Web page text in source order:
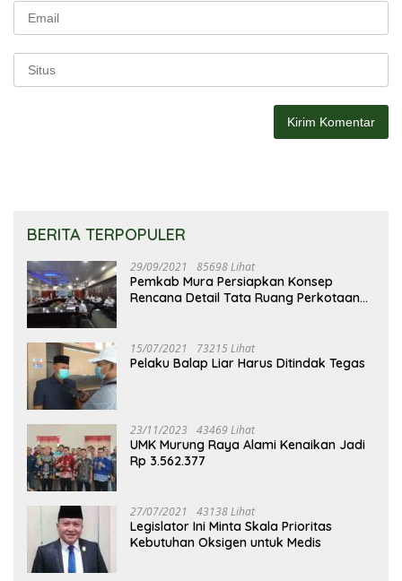
BERITA TERPOPULER
29/09/2021 85698 Lihat
Pemkab Mura Persiapkan Konsep
Rencana Detail Tata Ruang Perkotaan
15/07/2021 73215 Lihat
Pelaku Balap Liar Harus Ditindak Tegas
23/11/2023 43469 Lihat
UMK Murung Raya Alami Kenaikan Jadi
Rp 3.562.377
27/07/2021 43138 Lihat
Legislator Ini Minta Skala Prioritas
Kebutuhan Oksigen untuk Medis